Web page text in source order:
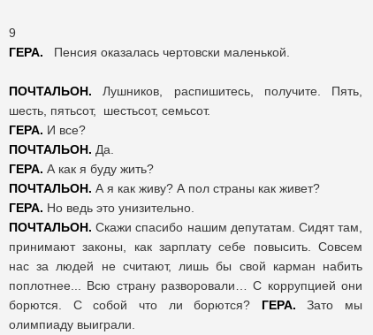
9
ГЕРА. Пенсия оказалась чертовски маленькой.
ПОЧТАЛЬОН. Лушников, распишитесь, получите. Пять,
шесть, пятьсот, шестьсот, семьсот.
ГЕРА. И все?
ПОЧТАЛЬОН. Да.
ГЕРА. А как я буду жить?
ПОЧТАЛЬОН. А я как живу? А пол страны как живет?
ГЕРА. Но ведь это унизительно.
ПОЧТАЛЬОН. Скажи спасибо нашим депутатам. Сидят там,
принимают законы, как зарплату себе повысить. Совсем
нас за людей не считают, лишь бы свой карман набить
поплотнее... Всю страну разворовали… С коррупцией они
борются. С собой что ли борются? ГЕРА. Зато мы
олимпиаду выиграли.